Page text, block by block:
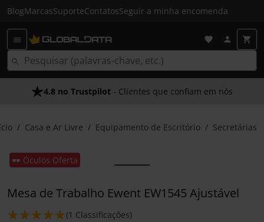
BlogMarcasSuporteContatosSeguir a minha encomenda
4.8 no Trustpilot - Clientes que confiam em nós
Casa e Ar Livre Equipamento de Escritório Secretárias
🕶️ Óculos Oferta
Mesa de Trabalho Ewent EW1545 Ajustável
(1 Classificações)